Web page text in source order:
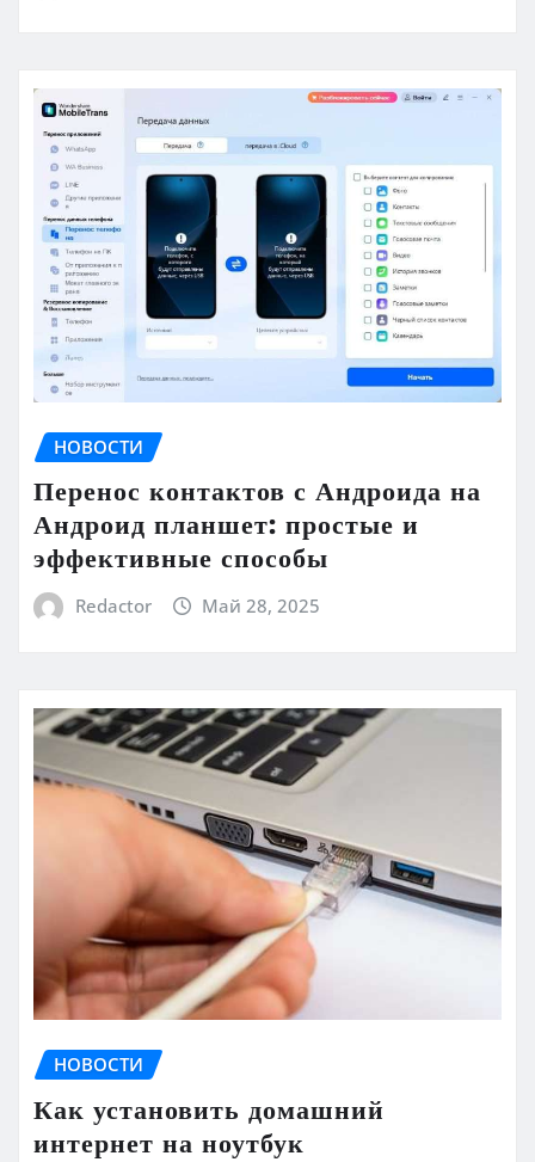
НОВОСТИ
Перенос контактов с Андроида на
Андроид планшет: простые и
эффективные способы
Redactor Май 28, 2025
НОВОСТИ
Как установить домашний
интернет на ноутбук